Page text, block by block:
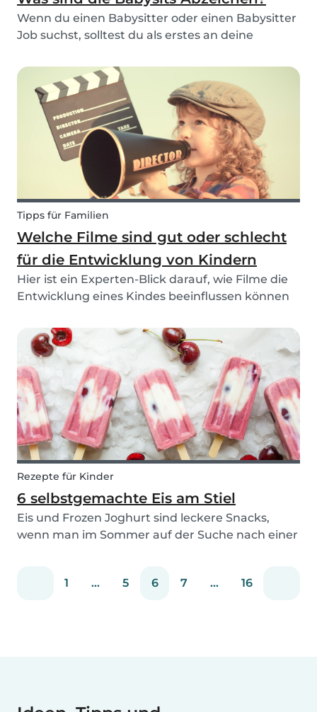
Wenn du einen Babysitter oder einen Babysitter
Job suchst, solltest du als erstes an deine
verbessern, kannst du dir zum Beispiel mehr
Abzeichen verdienen! Wenn du einen Babysitter
oder einen...
Tipps für Familien
Welche Filme sind gut oder schlecht
für die Entwicklung von Kindern
Hier ist ein Experten-Blick darauf, wie Filme die
Entwicklung eines Kindes beeinflussen können
im Allgemeinen ihre Perspektive beeinflussen
können.
Rezepte für Kinder
6 selbstgemachte Eis am Stiel
Eis und Frozen Joghurt sind leckere Snacks,
wenn man im Sommer auf der Suche nach einer
eine großartige Alternative für euch!
1 ... 5 6 7 ... 16